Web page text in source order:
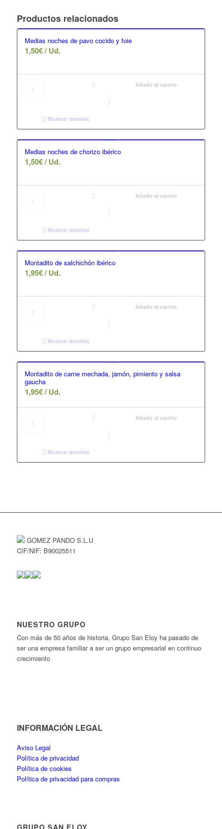
Productos relacionados
Medias noches de pavo cocido y foie
1,50€/ Ud.
Añadir al carrito
Mostrar detalles
Medias noches de chorizo ibérico
1,50€/ Ud.
Añadir al carrito
Mostrar detalles
Montadito de salchichón ibérico
1,95€/ Ud.
Añadir al carrito
Mostrar detalles
Montadito de carne mechada, jamón, pimiento y salsa
gaucha
1,95€/ Ud.
Añadir al carrito
Mostrar detalles
GOMEZ PANDO S.L.U
CIF/NIF: B90025511
NUESTRO GRUPO
Con más de 50 años de historia, Grupo San Eloy ha pasado de
ser una empresa familiar a ser un grupo empresarial en continuo
crecimiento
INFORMACIÓN LEGAL
Aviso Legal
Política de privacidad
Política de cookies
Política de privacidad para compras